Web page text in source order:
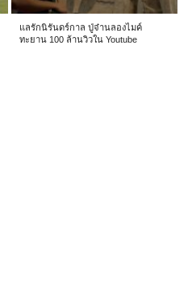
แลรักนิรันดร์กาล ปู่จ๋านลองไมค์
ทะยาน 100 ล้านวิวใน Youtube